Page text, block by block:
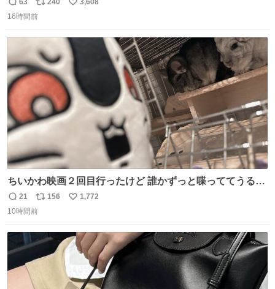
返
信
リ
ポ
ト
数
い
数
16時間前
ちいかわ映画２回目行ったけど 誰かずっと喋っててうるさ
かった 許せねえ
返
信
21
リ
ポ
ト
156
い
数
1,772
10時間前